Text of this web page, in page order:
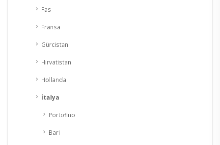
Fas
Fransa
Gürcistan
Hırvatistan
Hollanda
İtalya
Portofino
Bari